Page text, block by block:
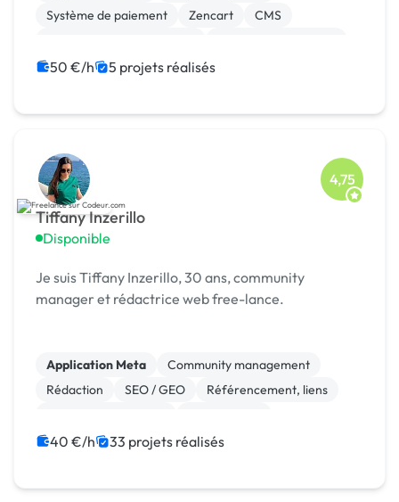
Système de paiement
Zencart
CMS
Gestion site web
Landing page
50 €/h 5 projets réalisés
Tiffany Inzerillo
Disponible
4,75
Je suis Tiffany Inzerillo, 30 ans, community
manager et rédactrice web free-lance.
Application Meta
Community management
Rédaction
SEO / GEO
Référencement, liens
Gestion de projet
Charte graphique
40 €/h 33 projets réalisés